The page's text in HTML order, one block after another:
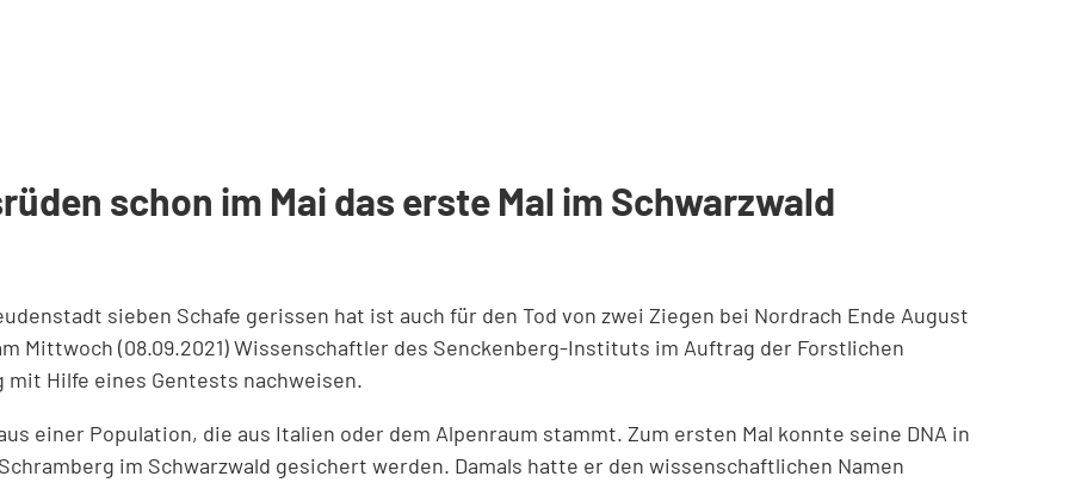
schon im Mai das erste Mal im Schwarzwald
sieben Schafe gerissen hat ist auch für den Tod von zwei Ziegen bei Nordrach Ende August
Mittwoch (08.09.2021) Wissenschaftler des Senckenberg-Instituts im Auftrag der Forstlichen
Hilfe eines Gentests nachweisen.
einer Population, die aus Italien oder dem Alpenraum stammt. Zum ersten Mal konnte seine DNA in
im Schwarzwald gesichert werden. Damals hatte er den wissenschaftlichen Namen